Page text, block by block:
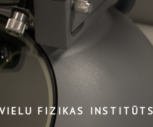
FIZIKAS INSTITŪTS